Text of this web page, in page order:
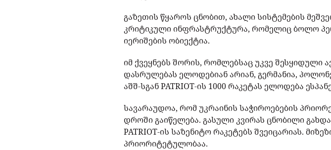
გაზეთის წყაროს ცნობით, ახალი სისტემების
კრიტიკული ინფრასტრუქტურა, რომელიც ბოლო
იერიშების ობიექტია.
იმ ქვეყნებს შორის, რომლებსაც უკვე შესყიდული
დასრულებას ელოდებიან არიან, გერმანია,
აშშ-სგან PATRIOT-ის 1000 რაკეტას ელოდება
სავარაუდოა, რომ უკრაინის საჭიროებების
დროში გაიწელება. გასული კვირას ცნობილი
PATRIOT-ის საზენიტო რაკეტებს შვეიცარიას.
პრიორიტეტულობაა.